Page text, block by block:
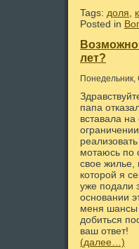
Tags: доля
Posted in
Возможно
лет?
Понедельник,
папа
вставала
мотаюсь по
свое жилье,
которой я
уже подали
основании
меня шансы
добиться
ваш ответ!
(далее…)